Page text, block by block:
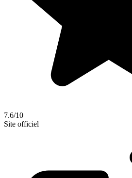
7.6/10
Site officiel